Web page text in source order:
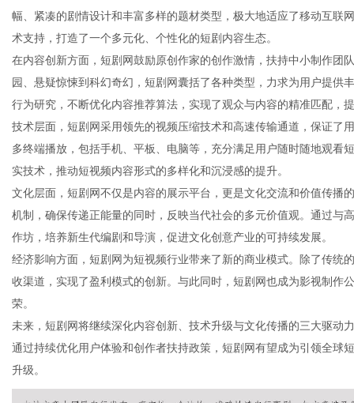
幅、紧凑的剧情设计和丰富多样的题材类型，极大地适应了移动互联
术支持，打造了一个多元化、个性化的短剧内容生态。
在内容创新方面，短剧网鼓励原创作家的创作激情，扶持中小制作团
园、悬疑惊悚到科幻奇幻，短剧网囊括了各种类型，力求为用户提供
行为研究，不断优化内容推荐算法，实现了观众与内容的精准匹配，
技术层面，短剧网采用领先的视频压缩技术和高速传输通道，保证了
多终端播放，包括手机、平板、电脑等，充分满足用户随时随地观看
实技术，推动短视频内容形式的多样化和沉浸感的提升。
文化层面，短剧网不仅是内容的展示平台，更是文化交流和价值传播
机制，确保传递正能量的同时，反映当代社会的多元价值观。通过与
作坊，培养新生代编剧和导演，促进文化创意产业的可持续发展。
经济影响方面，短剧网为短视频行业带来了新的商业模式。除了传统
收渠道，实现了盈利模式的创新。与此同时，短剧网也成为影视制作
荣。
未来，短剧网将继续深化内容创新、技术升级与文化传播的三大驱动
通过持续优化用户体验和创作者扶持政策，短剧网有望成为引领全球
升级。